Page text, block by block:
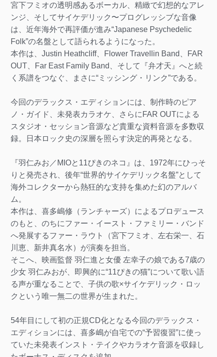
宮下フミオの透明感あるボーカル、精緻で幻想的なアレ
ンジ、そしてサイケデリック〜プログレッシブな音像
は、近年海外で再評価が進み“Japanese Psychedelic
Folk”の名盤として語られるようになった。
本作は、Justin Heathcliff、Flower Travellin Band、FAR
OUT、Far East Family Band、そして『弁才天』へと続
く系譜をつなぐ、まさに“ミッシング・リンク”である。
今回のデラックス・エディションには、制作時のピア
ノ・ガイド、未発表カラオケ、さらにFAR OUTによる
スタジオ・セッション音源など貴重な資料音源を多数収
録。日本ロック史の深層を照らす決定的再発となる。
『羽仁みお／MIOと11ぴきのネコ』は、1972年にひっそ
りと発売され、後年“世界的サイケデリック名盤”として
海外コレクターから熱狂的な支持を集めた幻のアルバ
ム。
本作は、喜多嶋修（ランチャーズ）によるプロデュース
のもと、のちにファー・イースト・ファミリー・バンド
へ発展するファー・ラウト（宮下フミオ、左右栄一、石
川恵、新井真名水）が演奏を担当。
そこへ、映画監督 羽仁進と女優 左幸子の娘である7歳の
少女 羽仁みおが、即興的に“11ぴきの猫”について歌い語
る声が重なることで、子供の歌×サイケデリック・ロッ
クという唯一無二の世界が生まれた。
54年目にして初の正規CD化となる今回のデラックス・
エディションには、喜多嶋が自宅での“予習復習”に使っ
ていた未発表インスト・テイクやカラオケ音源を収録し